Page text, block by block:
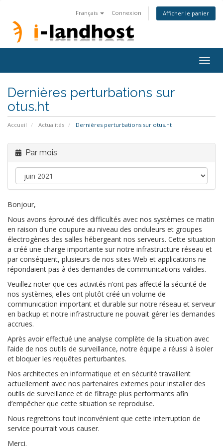
Français Connexion Afficher le panier
Dernières perturbations sur
otus.ht
Accueil Actualités Dernières perturbations sur otus.ht
Par mois
Bonjour,
Nous avons éprouvé des difficultés avec nos systèmes ce matin
en raison d'une coupure au niveau des onduleurs et groupes
électrogènes des salles hébergeant nos serveurs. Cette situation
a créé une charge importante sur notre infrastructure réseau et
par conséquent, plusieurs de nos sites Web et applications ne
répondaient pas à des demandes de communications valides.
Veuillez noter que ces activités n’ont pas affecté la sécurité de
nos systèmes; elles ont plutôt créé un volume de
communication important et durable sur notre réseau et serveur
en backup et notre infrastructure ne pouvait gérer les demandes
accrues.
Après avoir effectué une analyse complète de la situation avec
l’aide de nos outils de surveillance, notre équipe a réussi à isoler
et bloquer les requêtes perturbantes.
Nos architectes en informatique et en sécurité travaillent
actuellement avec nos partenaires externes pour installer des
outils de surveillance et de filtrage plus performants afin
d’empêcher que cette situation se reproduise.
Nous regrettons tout inconvénient que cette interruption de
service pourrait vous causer.
Merci.